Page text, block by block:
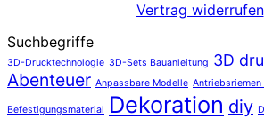
Vertrag widerrufen
Suchbegriffe
3D-Drucktechnologie 3D-Sets Bauanleitung 3D
Abenteuer Anpassbare Modelle
Befestigungsmaterial Dekoration diy